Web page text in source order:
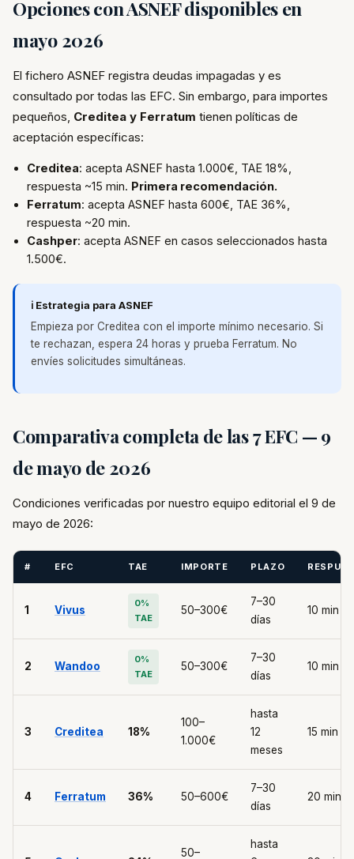
Opciones con ASNEF disponibles en
mayo 2026
El fichero ASNEF registra deudas impagadas y es
consultado por todas las EFC. Sin embargo, para importes
pequeños, Creditea y Ferratum tienen políticas de
aceptación específicas:
Creditea: acepta ASNEF hasta 1.000€, TAE 18%,
respuesta ~15 min. Primera recomendación.
Ferratum: acepta ASNEF hasta 600€, TAE 36%,
respuesta ~20 min.
Cashper: acepta ASNEF en casos seleccionados hasta
1.500€.
ℹ️ Estrategia para ASNEF
Empieza por Creditea con el importe mínimo necesario. Si
te rechazan, espera 24 horas y prueba Ferratum. No
envíes solicitudes simultáneas.
Comparativa completa de las 7 EFC — 9
de mayo de 2026
Condiciones verificadas por nuestro equipo editorial el 9 de
mayo de 2026:
# EFC TAE IMPORTE PLAZO
1 Vivus
0%
TAE
50–300€
7–30
días
10 min
2 Wandoo
0%
TAE
50–300€
7–30
días
10 min
3 Creditea 18%
100–
1.000€
hasta
12
meses
15 min
4 Ferratum 36% 50–600€
7–30
días
20 min
50–
hasta